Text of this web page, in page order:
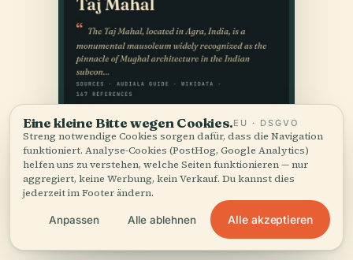
Eine kleine Bitte wegen Cookies.EU · DSGVO
Streng notwendige Cookies sorgen dafür, dass die Navigation
funktioniert. Analyse-Cookies (PostHog, Google Analytics)
helfen uns zu verstehen, welche Seiten funktionieren — nur
aggregiert, keine Werbung, kein Verkauf. Du kannst dies
jederzeit im Footer ändern.
Anpassen Alle ablehnen Alle akzeptieren